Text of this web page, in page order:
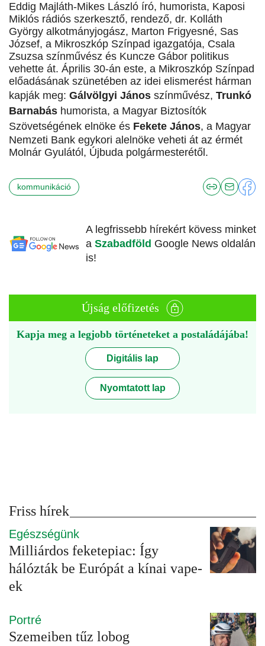
Eddig Majláth-Mikes László író, humorista, Kaposi
Miklós rádiós szerkesztő, rendező, dr. Kolláth
György alkotmányjogász, Marton Frigyesné, Sas
József, a Mikroszkóp Színpad igazgatója, Csala
Zsuzsa színművész és Kuncze Gábor politikus
vehette át. Április 30-án este, a Mikroszkóp Színpad
előadásának szünetében az idei elismerést hárman
kapják meg: Gálvölgyi János színművész, Trunkó
Barnabás humorista, a Magyar Biztosítók
Szövetségének elnöke és Fekete János, a Magyar
Nemzeti Bank egykori alelnöke veheti át az érmét
Molnár Gyulától, Újbuda polgármesterétől.
kommunikáció
A legfrissebb hírekért kövess minket
a Szabadföld Google News oldalán
is!
Újság előfizetés
Kapja meg a legjobb történeteket a postaládájába!
Digitális lap
Nyomtatott lap
Friss hírek
Egészségünk
Milliárdos feketepiac: Így
hálózták be Európát a kínai vape-
ek
Portré
Szemeiben tűz lobog